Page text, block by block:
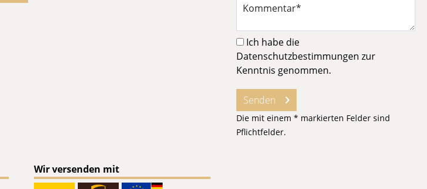
Ich habe die
Datenschutzbestimmungen zur
Kenntnis genommen.
Senden
Die mit einem * markierten Felder sind
Pflichtfelder.
Wir versenden mit